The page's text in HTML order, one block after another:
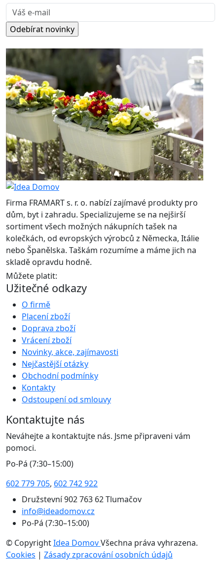
Firma FRAMART s. r. o. nabízí zajímavé produkty pro
dům, byt i zahradu. Specializujeme se na nejširší
sortiment všech možných nákupních tašek na
kolečkách, od evropských výrobců z Německa, Itálie
nebo Španělska. Taškám rozumíme a máme jich na
skladě opravdu hodně.
Můžete platit:
Užitečné odkazy
O firmě
Placení zboží
Doprava zboží
Vrácení zboží
Novinky, akce, zajímavosti
Nejčastější otázky
Obchodní podmínky
Kontakty
Odstoupení od smlouvy
Kontaktujte nás
Neváhejte a kontaktujte nás. Jsme připraveni vám
pomoci.
Po-Pá (7:30–15:00)
602 779 705, 602 742 922
Družstevní 902 763 62 Tlumačov
info@ideadomov.cz
Po-Pá (7:30–15:00)
© CopyrightIdea DomovVšechna práva vyhrazena.
Cookies | Zásady zpracování osobních údajů